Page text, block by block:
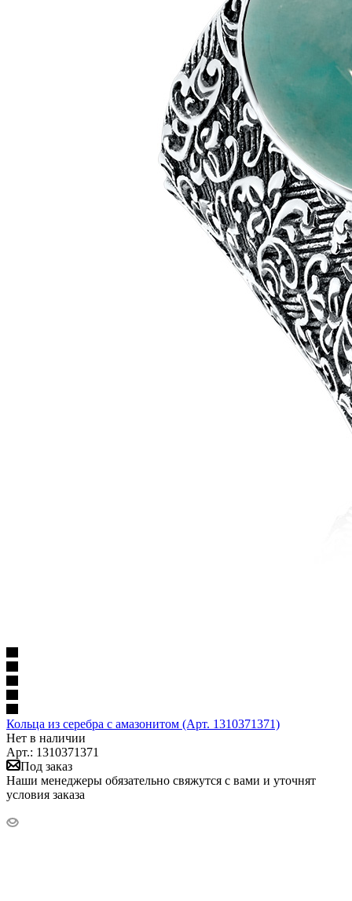
Кольца из серебра с амазонитом (Арт. 1310371371)
Нет в наличии
Арт.: 1310371371
Под заказ
Наши менеджеры обязательно свяжутся с вами и уточнят
условия заказа